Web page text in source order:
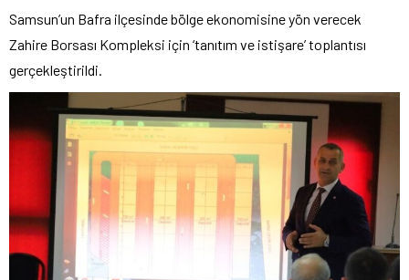
Samsun’un Bafra ilçesinde bölge ekonomisine yön verecek
Zahire Borsası Kompleksi için ‘tanıtım ve istişare’ toplantısı
gerçekleştirildi.